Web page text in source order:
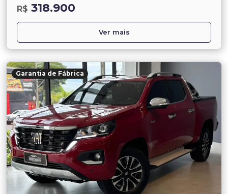
R$ 318.900
Ver mais
Garantia de Fábrica